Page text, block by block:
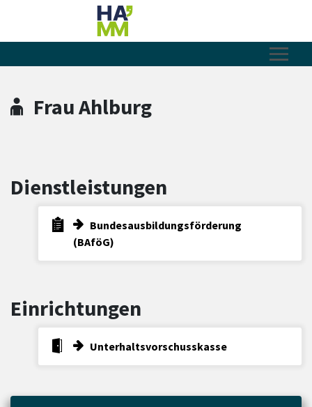
Zum Header
Zum Hauptinhalt
Zum Footer
Zum Hauptinhalt springen
Frau Ahlburg
Dienstleistungen
Bundesausbildungsförderung
(BAföG)
Einrichtungen
Unterhaltsvorschusskasse